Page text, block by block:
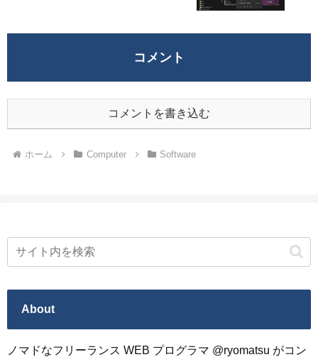
コメント
コメントを書き込む
ホーム Computer Software
About
ノマドなフリーランス WEB プログラマ @ryomatsu がコン